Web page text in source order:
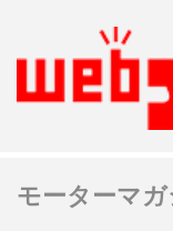
モーターマ